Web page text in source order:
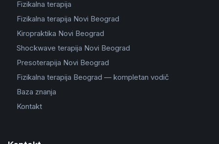
Fizikalna terapija
Fizikalna terapija Novi Beograd
Kiropraktika Novi Beograd
Shockwave terapija Novi Beograd
Presoterapija Novi Beograd
Fizikalna terapija Beograd — kompletan vodič
Baza znanja
Kontakt